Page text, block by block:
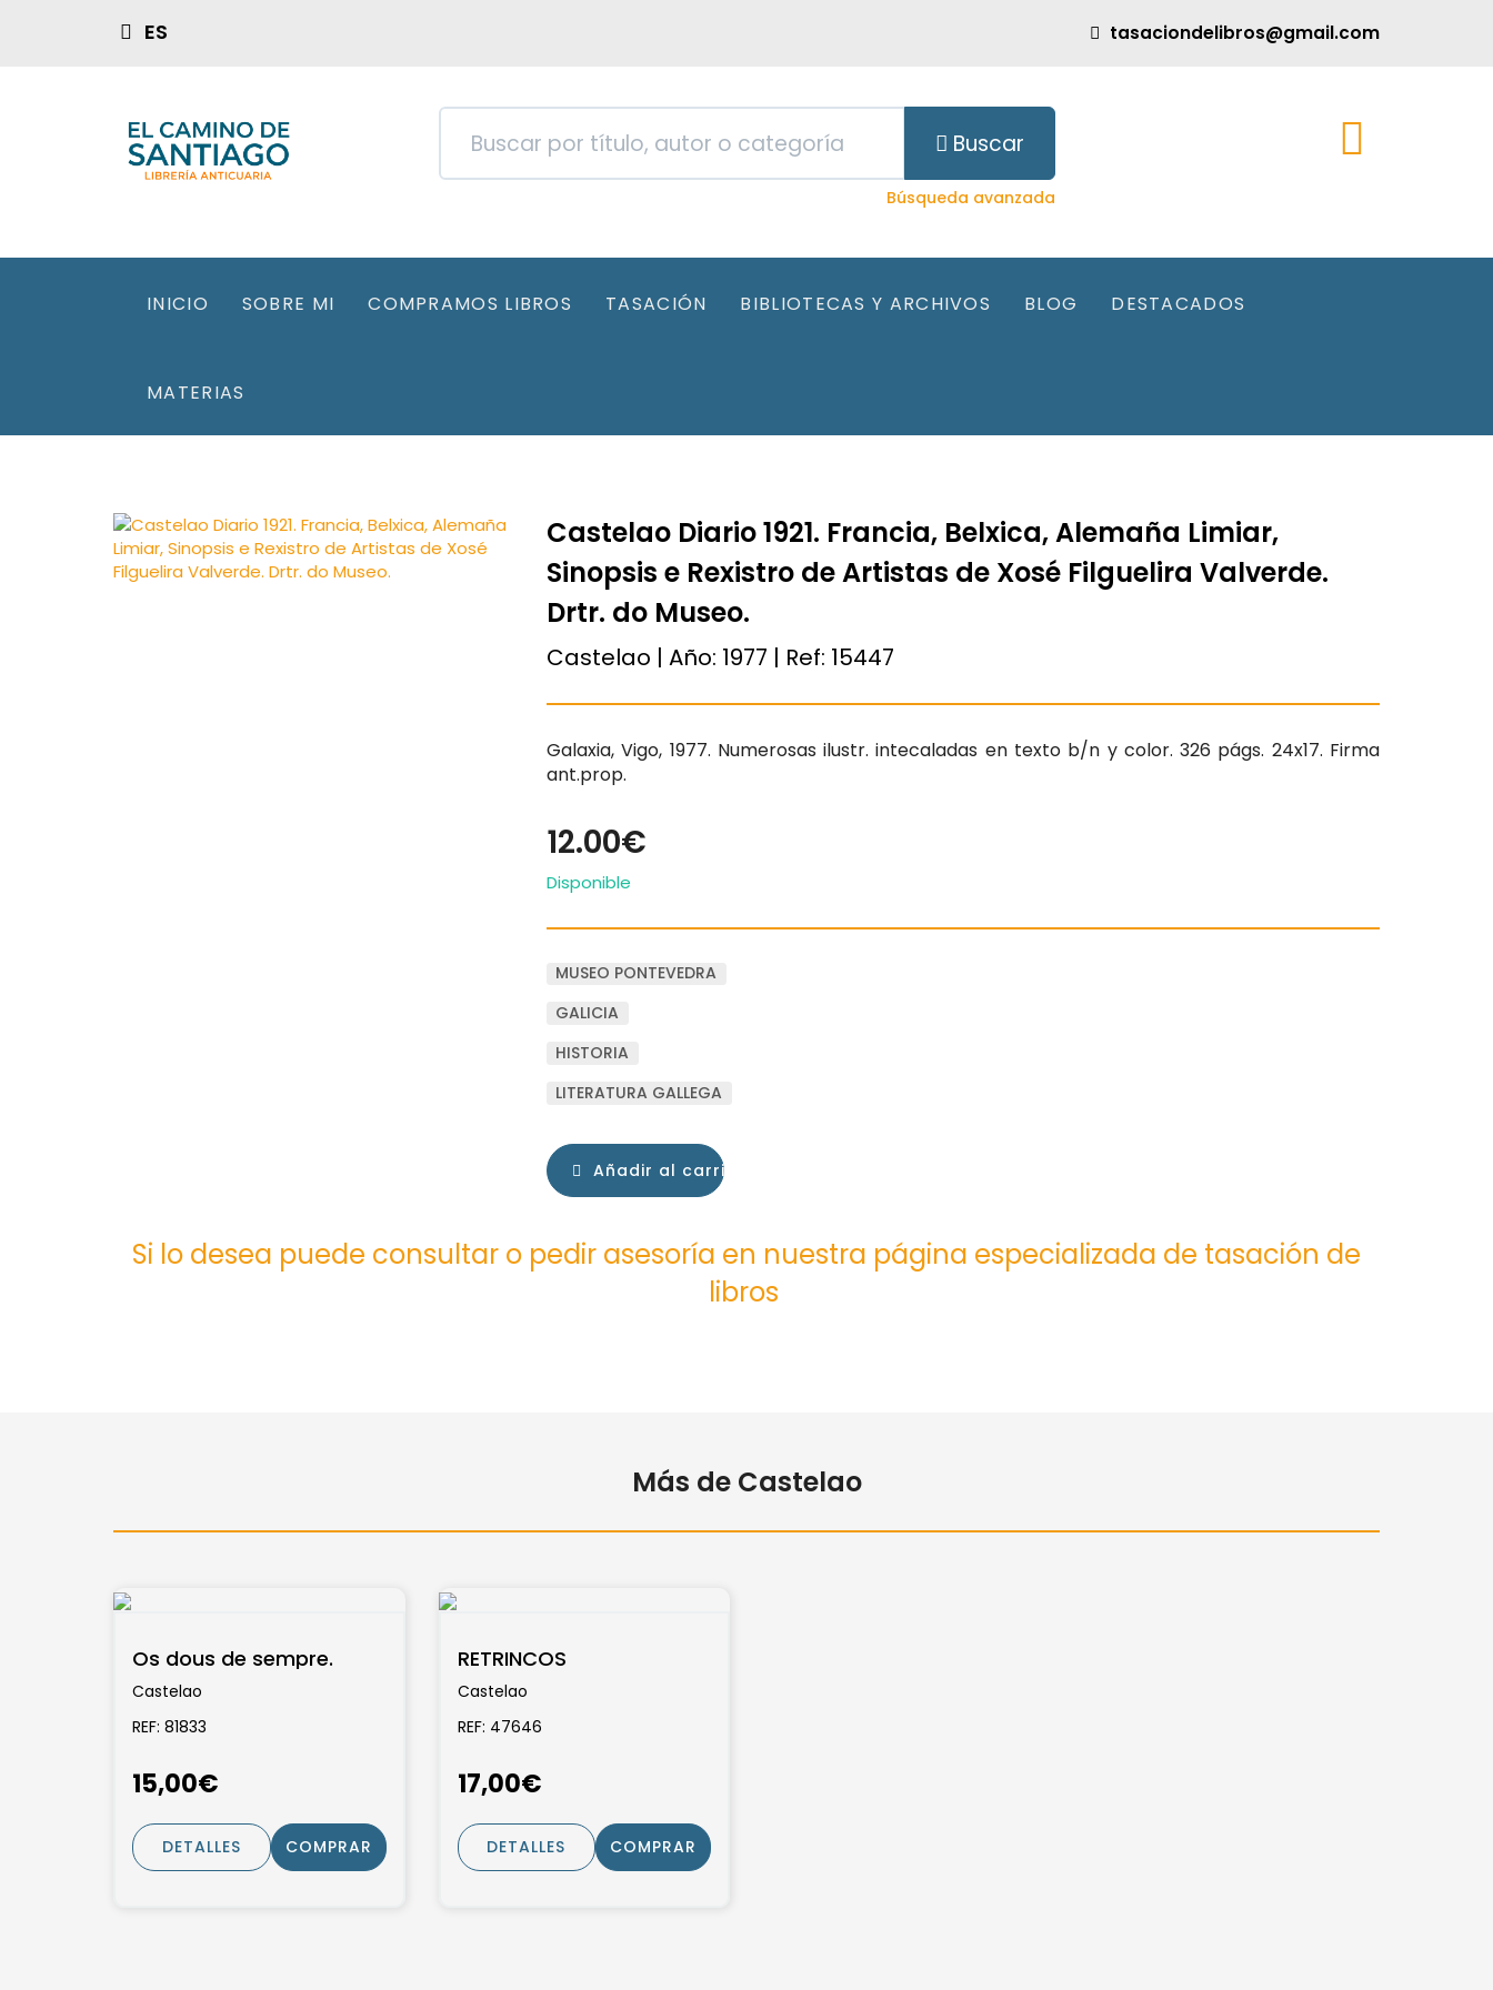
ES tasaciondelibros@gmail.com
Buscar
Búsqueda avanzada
INICIO SOBRE MI COMPRAMOS LIBROS TASACIÓN BIBLIOTECAS Y ARCHIVOS BLOG DESTACADOS
MATERIAS
Castelao Diario 1921. Francia, Belxica, Alemaña Limiar,
Sinopsis e Rexistro de Artistas de Xosé Filguelira Valverde.
Drtr. do Museo.
Castelao | Año: 1977 | Ref: 15447
Galaxia, Vigo, 1977. Numerosas ilustr. intecaladas en texto b/n y color. 326 págs. 24x17. Firma
ant.prop.
12.00€
Disponible
MUSEO PONTEVEDRA
GALICIA
HISTORIA
LITERATURA GALLEGA
Añadir al carrito
Si lo desea puede consultar o pedir asesoría en nuestra página especializada de tasación de
libros
Más de Castelao
Os dous de sempre.
Castelao
REF: 81833
15,00€
DETALLES COMPRAR
RETRINCOS
Castelao
REF: 47646
17,00€
DETALLES COMPRAR